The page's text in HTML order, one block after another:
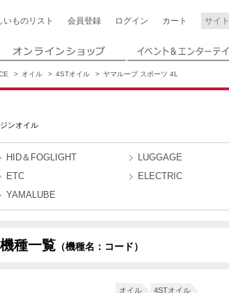
いもの リスト 会員登録 ログイン カート
オイル 4STオイル ヤマルーブ スポーツ 4L
ンオイル
HID＆FOGLIGHT LUGGAGE
ETC ELECTRIC
YAMALUBE
種一覧 （機種名：コード）
オイル 4STオイル